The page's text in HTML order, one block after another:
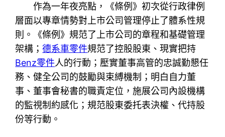
作為一年夜亮點，《條例》初次從行政律例
層面以專章情勢對上市公司管理停止了體系性規
則。《條例》規范了上市公司的章程和基礎管理
架構；德系車零件規范了控股股東、現實把持
Benz零件人的行動；壓實董事高管的忠誠勤懇任
務、健全公司的鼓勵與束縛機制；明白自力董
事、董事會秘書的職責定位，施展公司內設機構
的監視制約感化；規范股東委托表決權、代持股
份等行動。